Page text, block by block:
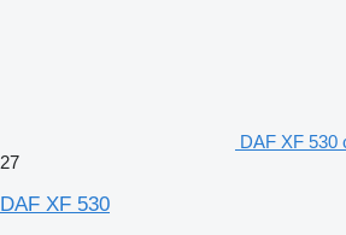
DAF XF 530
27
DAF XF 530